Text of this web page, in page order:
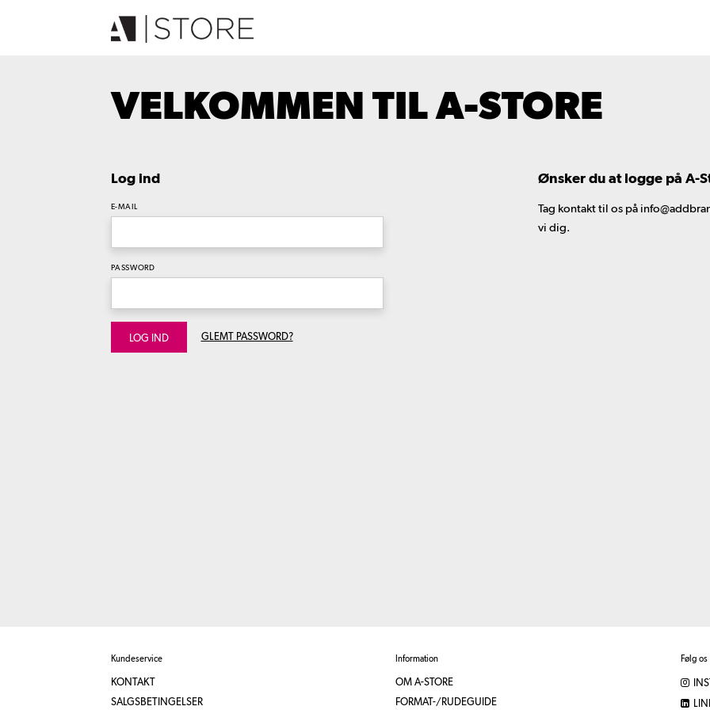
VELKOMMEN TIL A-STORE
Log ind
E-MAIL
PASSWORD
LOG IND GLEMT PASSWORD?
Ønsker du at logge på A-
Tag kontakt til os på
vi dig.
Kundeservice
KONTAKT
SALGSBETINGELSER
Information
OM A-STORE
FORMAT-/RUDEGUIDE
Følg os